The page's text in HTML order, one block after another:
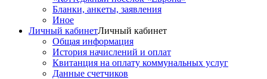
Бланки, анкеты, заявления
Иное
Личный кабинетЛичный кабинет
Общая информация
История начислений и оплат
Квитанция на оплату коммунальных услуг
Данные счетчиков